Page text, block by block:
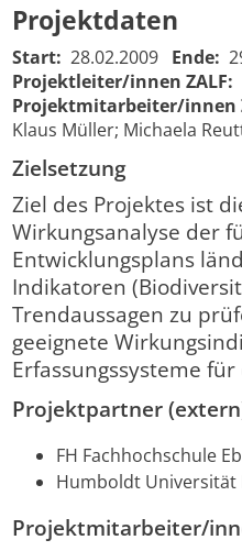
Wirkungsindikatoren
Biodiversität und
HNV zur Evaluierung
des EPLR
Brandenburg 2007
bis 2013
Projektdaten
Start: 28.02.2009 Ende:
Projektleiter/innen ZALF:
Projektmitarbeiter/innen
Klaus Müller; Michaela
Zielsetzung
Ziel des Projektes ist
Wirkungsanalyse der
Entwicklungsplans
Indikatoren
Trendaussagen zu
geeignete
Erfassungssysteme
Projektpartner
FH Fachhochschule
Humboldt Universität
Projektmitarbeiter/